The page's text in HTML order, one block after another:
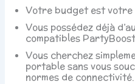
Votre budget est votre
Vous possédez déjà
compatibles
Vous cherchez
portable sans vous
normes de connectivité.